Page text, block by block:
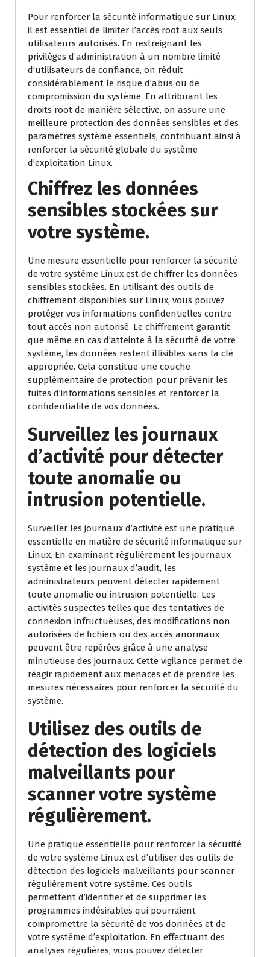
Pour renforcer la sécurité informatique sur Linux,
il est essentiel de limiter l’accès root aux seuls
utilisateurs autorisés. En restreignant les
privilèges d’administration à un nombre limité
d’utilisateurs de confiance, on réduit
considérablement le risque d’abus ou de
compromission du système. En attribuant les
droits root de manière sélective, on assure une
meilleure protection des données sensibles et des
paramètres système essentiels, contribuant ainsi à
renforcer la sécurité globale du système
d’exploitation Linux.
Chiffrez les données
sensibles stockées sur
votre système.
Une mesure essentielle pour renforcer la sécurité
de votre système Linux est de chiffrer les données
sensibles stockées. En utilisant des outils de
chiffrement disponibles sur Linux, vous pouvez
protéger vos informations confidentielles contre
tout accès non autorisé. Le chiffrement garantit
que même en cas d’atteinte à la sécurité de votre
système, les données restent illisibles sans la clé
appropriée. Cela constitue une couche
supplémentaire de protection pour prévenir les
fuites d’informations sensibles et renforcer la
confidentialité de vos données.
Surveillez les journaux
d’activité pour détecter
toute anomalie ou
intrusion potentielle.
Surveiller les journaux d’activité est une pratique
essentielle en matière de sécurité informatique sur
Linux. En examinant régulièrement les journaux
système et les journaux d’audit, les
administrateurs peuvent détecter rapidement
toute anomalie ou intrusion potentielle. Les
activités suspectes telles que des tentatives de
connexion infructueuses, des modifications non
autorisées de fichiers ou des accès anormaux
peuvent être repérées grâce à une analyse
minutieuse des journaux. Cette vigilance permet de
réagir rapidement aux menaces et de prendre les
mesures nécessaires pour renforcer la sécurité du
système.
Utilisez des outils de
détection des logiciels
malveillants pour
scanner votre système
régulièrement.
Une pratique essentielle pour renforcer la sécurité
de votre système Linux est d’utiliser des outils de
détection des logiciels malveillants pour scanner
régulièrement votre système. Ces outils
permettent d’identifier et de supprimer les
programmes indésirables qui pourraient
compromettre la sécurité de vos données et de
votre système d’exploitation. En effectuant des
analyses régulières, vous pouvez détecter